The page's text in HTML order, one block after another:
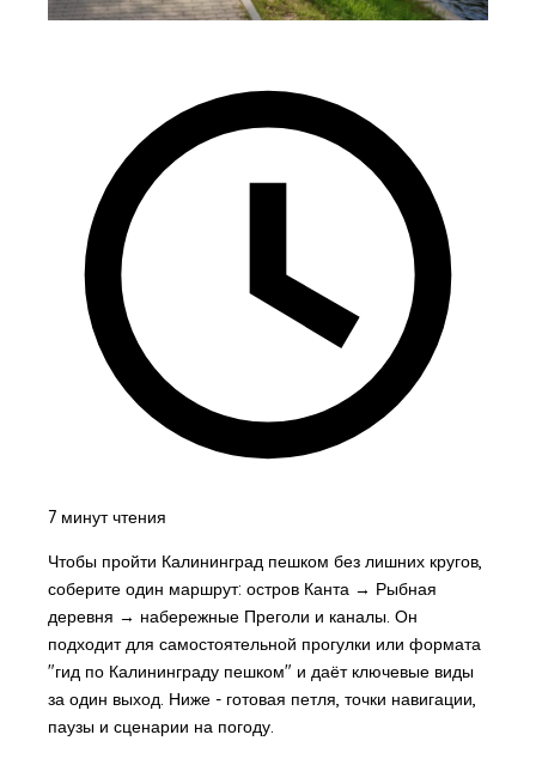
7 минут чтения
Чтобы пройти Калининград пешком без лишних кругов,
соберите один маршрут: остров Канта → Рыбная
деревня → набережные Преголи и каналы. Он
подходит для самостоятельной прогулки или формата
"гид по Калининграду пешком" и даёт ключевые виды
за один выход. Ниже - готовая петля, точки навигации,
паузы и сценарии на погоду.